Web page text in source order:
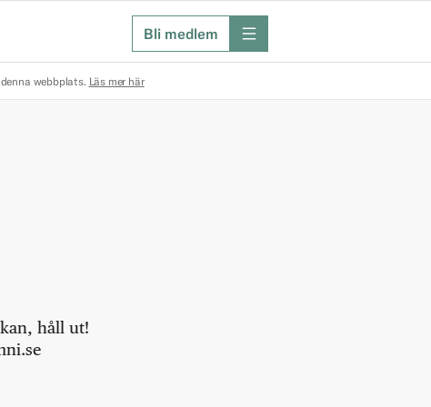
Bli medlem meny
webbplats. Läs mer här
håll ut!